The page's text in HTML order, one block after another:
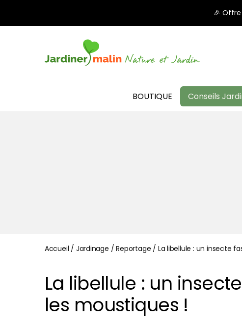
🎉
BOUTIQUE Conseils
Accueil / Jardinage /Reportage / La libellule : un insecte
La libellule : un
les moustiques !